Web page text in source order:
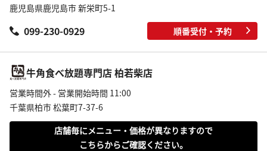
鹿児島県鹿児島市 新栄町5-1
099-230-0929 順番受付・予約
牛角食べ放題専門店 柏若柴店
営業時間外 - 営業開始時間 11:00
千葉県柏市 松葉町7-37-6
店舗毎にメニュー・価格が異なりますので
こちらからご確認ください。